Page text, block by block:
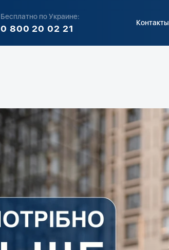
Бесплатно по Украине:
0 800 20 02 21
Контакты